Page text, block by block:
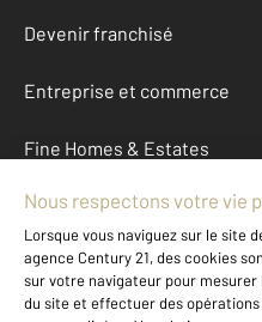
Devenir franchisé
Entreprise et commerce
Fine Homes & Estates
À propos
International